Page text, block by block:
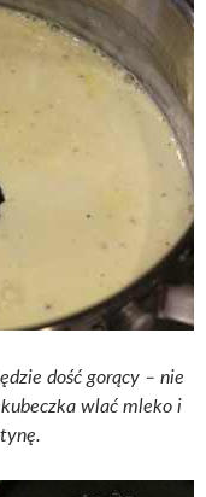
dość gorący – nie
wlać mleko i